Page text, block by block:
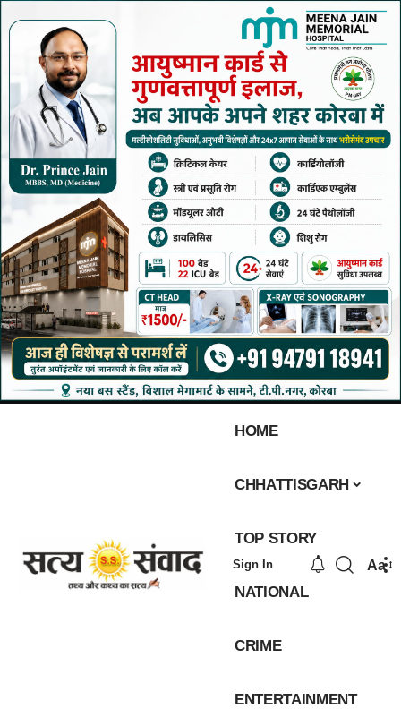
HOME
CHHATTISGARH
TOP STORY
NATIONAL
CRIME
ENTERTAINMENT
Sign In Aa